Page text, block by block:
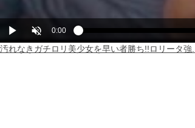
Play Unmute
Current
Time
0:00 Loaded:
0%
Progress:
0%
汚れなきガチロリ美少女を早い者勝ち!!ロリータ強...